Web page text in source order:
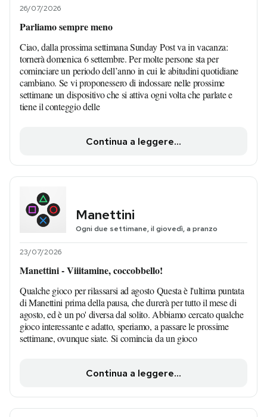
26/07/2026
Parliamo sempre meno
Ciao, dalla prossima settimana Sunday Post va in vacanza:
tornerà domenica 6 settembre. Per molte persone sta per
cominciare un periodo dell’anno in cui le abitudini quotidiane
cambiano. Se vi proponessero di indossare nelle prossime
settimane un dispositivo che si attiva ogni volta che parlate e
tiene il conteggio delle
Continua a leggere...
Manettini
Ogni due settimane, il giovedì, a pranzo
23/07/2026
Manettini - Viiitamine, coccobbello!
Qualche gioco per rilassarsi ad agosto Questa è l'ultima puntata
di Manettini prima della pausa, che durerà per tutto il mese di
agosto, ed è un po' diversa dal solito. Abbiamo cercato qualche
gioco interessante e adatto, speriamo, a passare le prossime
settimane, ovunque siate. Si comincia da un gioco
Continua a leggere...